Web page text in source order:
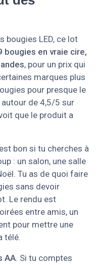
bougies LED, ce lot
bougies en vraie cire,
, pour un prix qui
marques plus
pour presque le
de 4,5/5 sur
que le produit a
bon si tu cherches à
: un salon, une salle
Tu as de quoi faire
sans devoir
Le rendu est
entre amis, un
pour mettre une
télé.
AA. Si tu comptes